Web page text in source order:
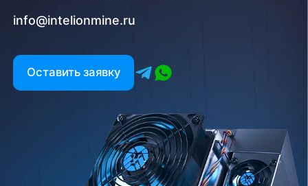
info@intelionmine.ru
Оставить заявку